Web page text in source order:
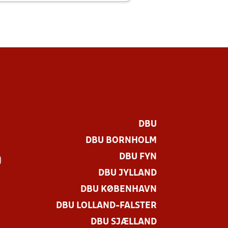
DBU
DBU BORNHOLM
DBU FYN
DBU JYLLAND
DBU KØBENHAVN
DBU LOLLAND-FALSTER
DBU SJÆLLAND